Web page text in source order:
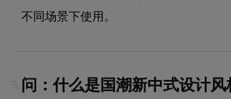
不同场景下使用。
5. 问：什么是国潮新中式设计风